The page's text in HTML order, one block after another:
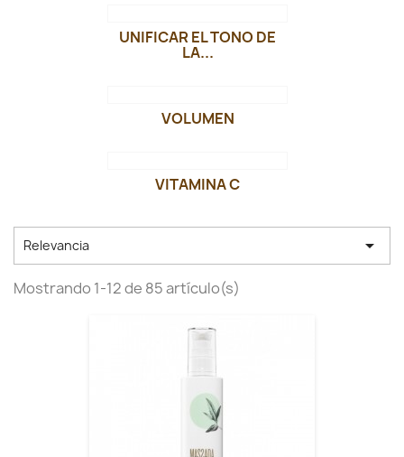
UNIFICAR EL TONO DE
LA...
VOLUMEN
VITAMINA C
Relevancia 
Mostrando 1-12 de 85 artículo(s)